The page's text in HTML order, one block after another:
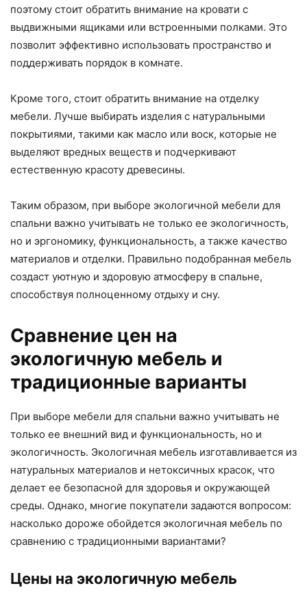
поэтому стоит обратить внимание на кровати с
выдвижными ящиками или встроенными полками. Это
позволит эффективно использовать пространство и
поддерживать порядок в комнате.
Кроме того, стоит обратить внимание на отделку
мебели. Лучше выбирать изделия с натуральными
покрытиями, такими как масло или воск, которые не
выделяют вредных веществ и подчеркивают
естественную красоту древесины.
Таким образом, при выборе экологичной мебели для
спальни важно учитывать не только ее экологичность,
но и эргономику, функциональность, а также качество
материалов и отделки. Правильно подобранная мебель
создаст уютную и здоровую атмосферу в спальне,
способствуя полноценному отдыху и сну.
Сравнение цен на
экологичную мебель и
традиционные варианты
При выборе мебели для спальни важно учитывать не
только ее внешний вид и функциональность, но и
экологичность. Экологичная мебель изготавливается из
натуральных материалов и нетоксичных красок, что
делает ее безопасной для здоровья и окружающей
среды. Однако, многие покупатели задаются вопросом:
насколько дороже обойдется экологичная мебель по
сравнению с традиционными вариантами?
Цены на экологичную мебель